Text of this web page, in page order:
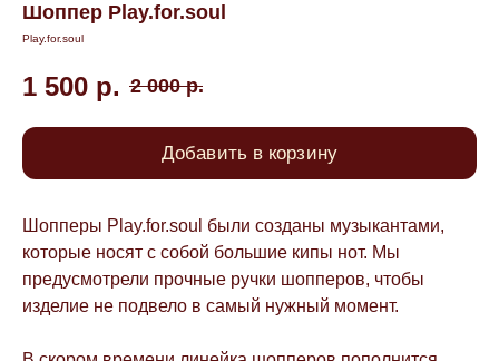
Шоппер Play.for.soul
Play.for.soul
1 500 р. 2 000 р.
Добавить в корзину
Шопперы Play.for.soul были созданы музыкантами,
которые носят с собой большие кипы нот. Мы
предусмотрели прочные ручки шопперов, чтобы
изделие не подвело в самый нужный момент.